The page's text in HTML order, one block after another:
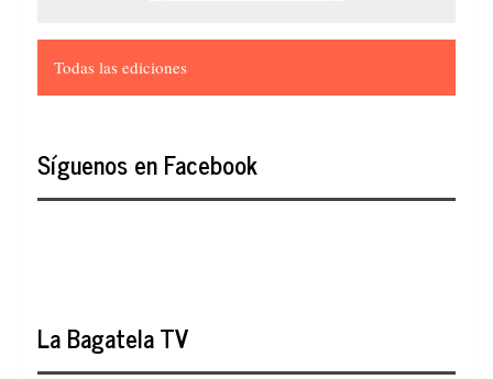
Todas las ediciones
Síguenos en Facebook
La Bagatela TV